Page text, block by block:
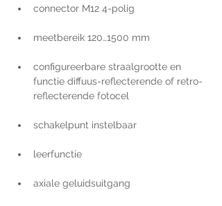
connector M12 4-polig
meetbereik 120…1500 mm
configureerbare straalgrootte en
functie diffuus-reflecterende of retro-
reflecterende fotocel
schakelpunt instelbaar
leerfunctie
axiale geluidsuitgang